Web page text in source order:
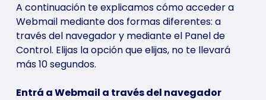
A continuación te explicamos cómo acceder a
Webmail mediante dos formas diferentes: a
través del navegador y mediante el Panel de
Control. Elijas la opción que elijas, no te llevará
más 10 segundos.
Entrá a Webmail a través del navegador